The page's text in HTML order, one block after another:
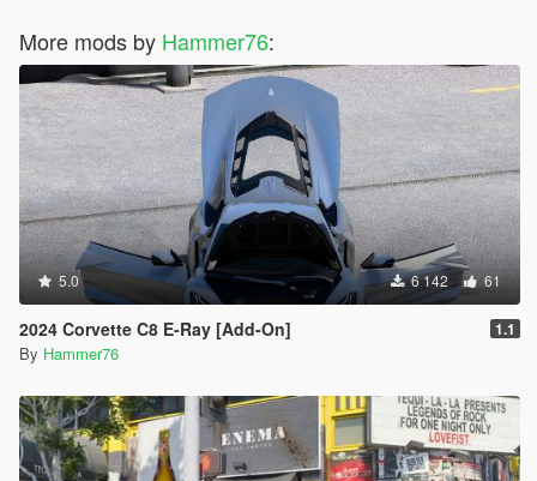
More mods by Hammer76:
5.0 6 142 61
2024 Corvette C8 E-Ray [Add-On] 1.1
By Hammer76